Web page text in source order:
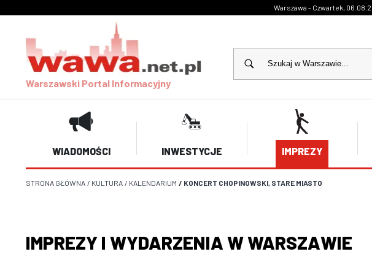
Warszawa - Czwartek,
Warszawski Portal Informacyjny
WIADOMOŚCI INWESTYCJE IMPREZY
STRONA GŁÓWNA / KULTURA / KALENDARIUM / KONCERT CHOPINOWSKI, STARE MIASTO
IMPREZY I WYDARZENIA W WARSZAWIE